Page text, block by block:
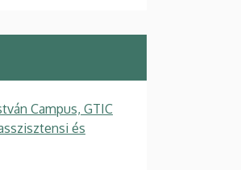
Campus, GTIC
és